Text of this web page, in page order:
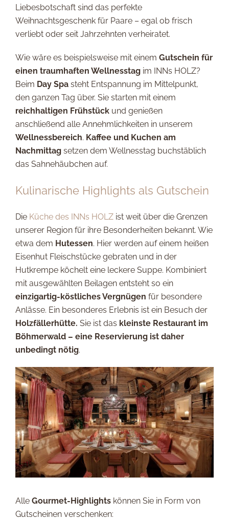
Liebesbotschaft sind das perfekte
Weihnachtsgeschenk für Paare – egal ob frisch
verliebt oder seit Jahrzehnten verheiratet.
Wie wäre es beispielsweise mit einem Gutschein für
einen traumhaften Wellnesstag im INNs HOLZ?
Beim Day Spa steht Entspannung im Mittelpunkt,
den ganzen Tag über. Sie starten mit einem
reichhaltigen Frühstück und genießen
anschließend alle Annehmlichkeiten in unserem
Wellnessbereich. Kaffee und Kuchen am
Nachmittag setzen dem Wellnesstag buchstäblich
das Sahnehäubchen auf.
Kulinarische Highlights als Gutschein
Die Küche des INNs HOLZ ist weit über die Grenzen
unserer Region für ihre Besonderheiten bekannt. Wie
etwa dem Hutessen. Hier werden auf einem heißen
Eisenhut Fleischstücke gebraten und in der
Hutkrempe köchelt eine leckere Suppe. Kombiniert
mit ausgewählten Beilagen entsteht so ein
einzigartig-köstliches Vergnügen für besondere
Anlässe. Ein besonderes Erlebnis ist ein Besuch der
Holzfällerhütte. Sie ist das kleinste Restaurant im
Böhmerwald – eine Reservierung ist daher
unbedingt nötig.
Alle Gourmet-Highlights können Sie in Form von
Gutscheinen verschenken: